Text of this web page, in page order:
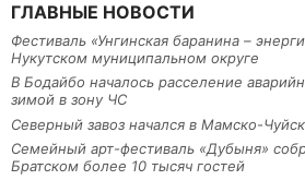
ГЛАВНЫЕ НОВОСТИ
Фестиваль «Унгинская баранина –
Нукутском муниципальном округе
В Бодайбо началось расселение
зимой в зону ЧС
Северный завоз начался в Мамско-
Семейный арт-фестиваль «Дубыня»
Братском более 10 тысяч гостей